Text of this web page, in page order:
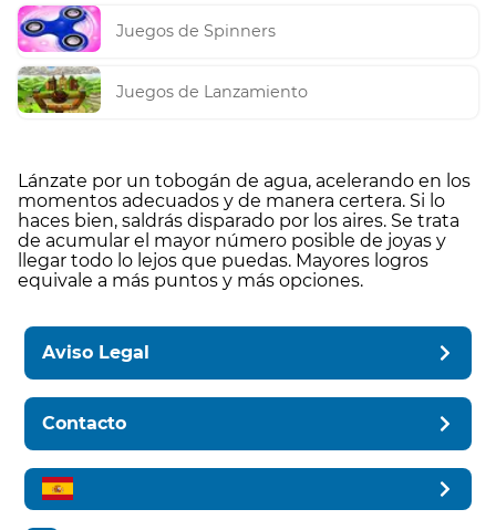
Juegos de Spinners
Juegos de Lanzamiento
Lánzate por un tobogán de agua, acelerando en los
momentos adecuados y de manera certera. Si lo
haces bien, saldrás disparado por los aires. Se trata
de acumular el mayor número posible de joyas y
llegar todo lo lejos que puedas. Mayores logros
equivale a más puntos y más opciones.
Aviso Legal
Contacto